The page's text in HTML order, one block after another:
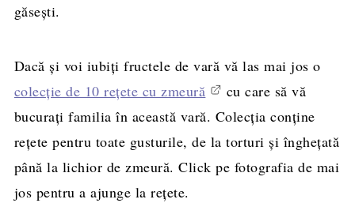
găsești.
Dacă și voi iubiți fructele de vară vă las mai jos o
colecție de 10 rețete cu zmeură
cu care să vă
bucurați familia în această vară. Colecția conține
rețete pentru toate gusturile, de la torturi și înghețată
până la lichior de zmeură. Click pe fotografia de mai
jos pentru a ajunge la rețete.